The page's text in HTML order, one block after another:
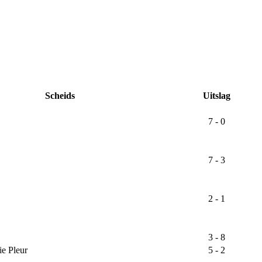
Scheids
Uitslag
7 - 0
7 - 3
2 - 1
3 - 8
Pleur 5 - 2